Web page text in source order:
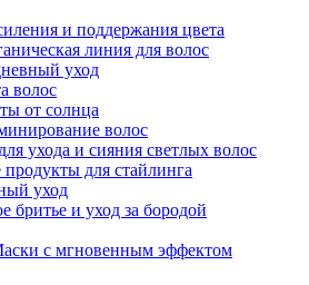
и поддержания цвета
линия для волос
уход
волос
от солнца
волос
ухода и сияния светлых волос
для стайлинга
уход
бритье и уход за бородой
с мгновенным эффектом